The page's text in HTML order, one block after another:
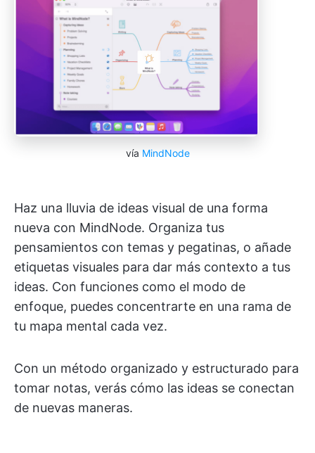
vía MindNode
Haz una lluvia de ideas visual de una forma
nueva con MindNode. Organiza tus
pensamientos con temas y pegatinas, o añade
etiquetas visuales para dar más contexto a tus
ideas. Con funciones como el modo de
enfoque, puedes concentrarte en una rama de
tu mapa mental cada vez.
Con un método organizado y estructurado para
tomar notas, verás cómo las ideas se conectan
de nuevas maneras.